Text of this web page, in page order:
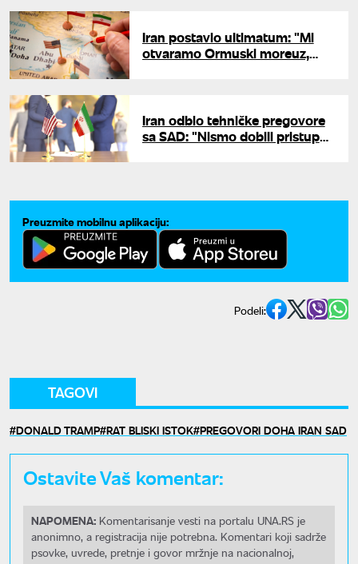
Iran postavio ultimatum: "Mi
otvaramo Ormuski moreuz,
Iran odbio tehničke pregovore
sa SAD: "Nismo dobili pristup
Preuzmite mobilnu aplikaciju:
Podeli:
TAGOVI
DONALD TRAMP RAT BLISKI ISTOK PREGOVORI DOHA IRAN SAD
Ostavite Vaš komentar:
NAPOMENA: Komentarisanje vesti na portalu UNA.RS je
anonimno, a registracija nije potrebna. Komentari koji sadrže
psovke, uvrede, pretnje i govor mržnje na nacionalnoj,